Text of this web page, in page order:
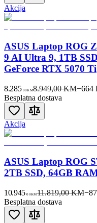
Akcija
ASUS Laptop ROG
9 AI Ultra 9, 1TB
GeForce RTX 5070 Ti
8.285 00KM8.949,00 KM−664
Besplatna dostava
Akcija
ASUS Laptop ROG
2TB SSD, 64GB
10.945 00KM11.819,00 KM−
Besplatna dostava